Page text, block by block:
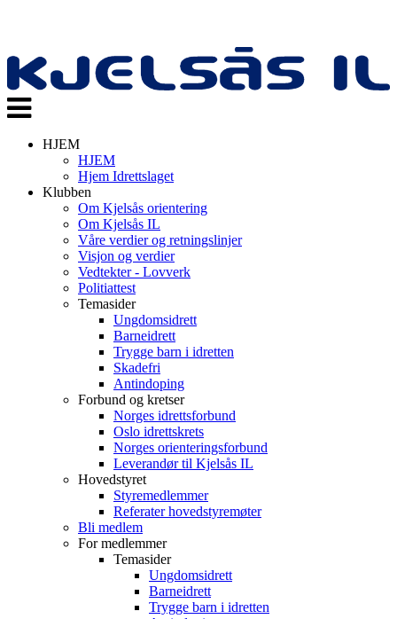
Veksle
navigasjon
HJEM
HJEM
Hjem Idrettslaget
Klubben
Om Kjelsås orientering
Om Kjelsås IL
Våre verdier og retningslinjer
Visjon og verdier
Vedtekter - Lovverk
Politiattest
Temasider
Ungdomsidrett
Barneidrett
Trygge barn i idretten
Skadefri
Antindoping
Forbund og kretser
Norges idrettsforbund
Oslo idrettskrets
Norges orienteringsforbund
Leverandør til Kjelsås IL
Hovedstyret
Styremedlemmer
Referater hovedstyremøter
Bli medlem
For medlemmer
Temasider
Ungdomsidrett
Barneidrett
Trygge barn i idretten